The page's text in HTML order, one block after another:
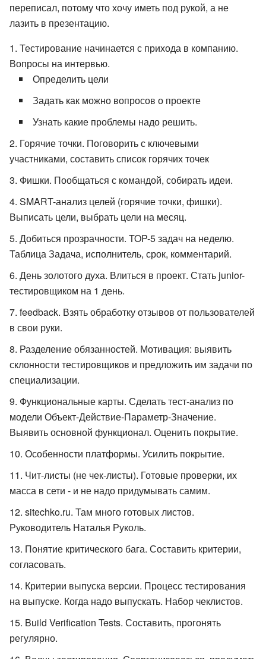
переписал, потому что хочу иметь под рукой, а не
лазить в презентацию.
Тестирование начинается с прихода в компанию.
Вопросы на интервью.
Определить цели
Задать как можно вопросов о проекте
Узнать какие проблемы надо решить.
Горячие точки. Поговорить с ключевыми
участниками, составить список горячих точек
Фишки. Пообщаться с командой, собирать идеи.
SMART-анализ целей (горячие точки, фишки).
Выписать цели, выбрать цели на месяц.
Добиться прозрачности. TOP-5 задач на неделю.
Таблица Задача, исполнитель, срок, комментарий.
День золотого духа. Влиться в проект. Стать junior-
тестировщиком на 1 день.
feedback. Взять обработку отзывов от пользователей
в свои руки.
Разделение обязанностей. Мотивация: выявить
склонности тестировщиков и предложить им задачи по
специализации.
Функциональные карты. Сделать тест-анализ по
модели Объект-Действие-Параметр-Значение.
Выявить основной функционал. Оценить покрытие.
Особенности платформы. Усилить покрытие.
Чит-листы (не чек-листы). Готовые проверки, их
масса в сети - и не надо придумывать самим.
sitechko.ru. Там много готовых листов.
Руководитель Наталья Руколь.
Понятие критического бага. Составить критерии,
согласовать.
Критерии выпуска версии. Процесс тестирования
на выпуске. Когда надо выпускать. Набор чеклистов.
Build Verification Tests. Составить, прогонять
регулярно.